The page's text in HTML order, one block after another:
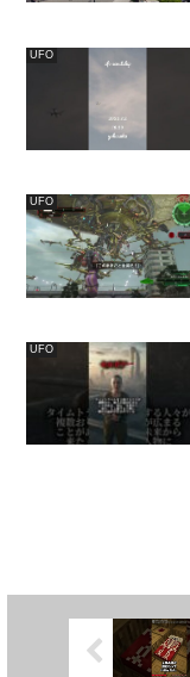
UFO
UFO
UFO